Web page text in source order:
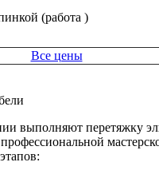
(работа )
Все цены
выполняют перетяжку